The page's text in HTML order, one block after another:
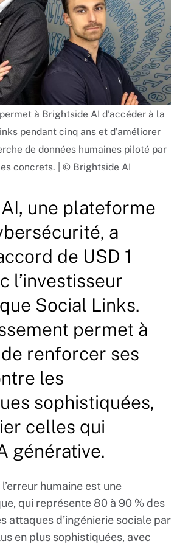
à Brightside AI d’accéder à la
pendant cinq ans et d’améliorer
de données humaines piloté par
concrets. | © Brightside AI
une plateforme
a
de USD 1
l’investisseur
Social Links.
permet à
renforcer ses
les
sophistiquées,
celles qui
générative.
humaine est une
qui représente 80 à 90 % des
attaques d’ingénierie sociale par
en plus sophistiquées, avec